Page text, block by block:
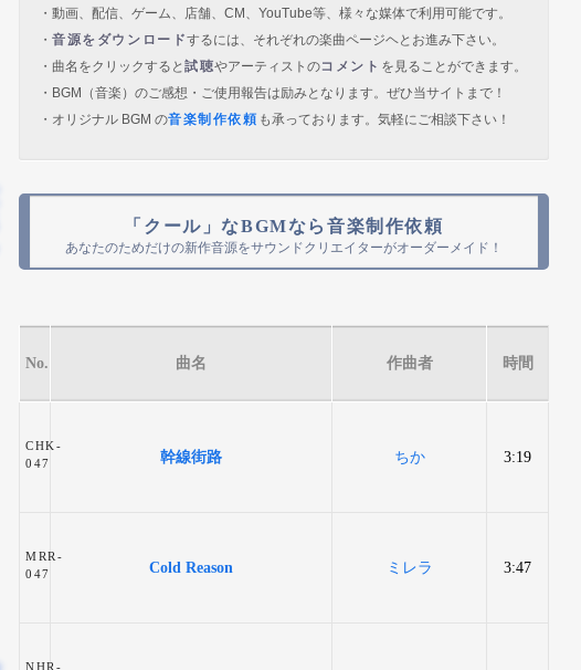
・動画、配信、ゲーム、店舗、CM、YouTube等、様々な媒体で利用可能です。
・ 音源をダウンロードするには、それぞれの楽曲ページヘとお進み下さい。
・曲名をクリックすると 試聴やアーティストのコメント を見ることができます。
・BGM（音楽）のご感想・ご使用報告は励みとなります。ぜひ当サイトまで！
・オリジナル BGM の音楽制作依頼 も承っております。気軽にご相談下さい！
「クール」なBGMなら音楽制作依頼
あなたのためだけの新作音源をサウンドクリエイターがオーダーメイド！
No. 曲名 作曲者 時間
CHK-
047
幹線街路 ちか 3:19
MRR-
047
Cold Reason ミレラ 3:47
NHR-